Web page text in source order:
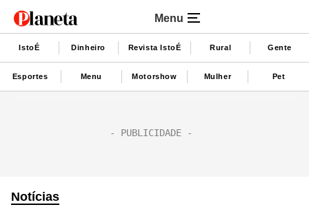
Menu
IstoÉ Dinheiro Revista IstoÉ Rural Gente
Esportes Menu Motorshow Mulher Pet
Notícias